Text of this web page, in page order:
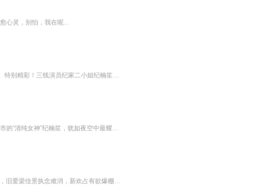
心灵，别怕，我在呢...
几对豪门之恋，家族门第，青梅竹马海归，错综复杂，爱得深情，分得苦涩。特别精彩！三线演员纪家二小姐纪楠笙，为给死去的姐姐翻案，被迫与权势滔天的霍公子缔结权钱虐恋，沦为笼中金丝雀。前尘旧爱遭棒打鸳鸯，爱而不得；复仇之路荆棘丛生，她在交易与真...
在繁华喧嚣的娱乐圈背后，隐藏着多少不为人知的秘密与阴谋？ 曾经，南阳市的“清纯女神”纪楠笙，犹如夜空中最耀眼的星辰，熠熠生辉。然而，家族的轰然没落，姐姐的离奇惨死，如晴天霹雳，将她的世界彻底击碎。在痛苦与绝望中，她将怀疑的矛头指向了商界巨...
女主：纪楠笙 男主：霍宏逸纪楠笙为翻姐姐冤案，与霍宏逸缔结利益契约，旧爱梁佳景执念难消，新欢占有欲爆棚。爱恨纠缠间，真相与真心渐显，这场博弈谁能全身而退？